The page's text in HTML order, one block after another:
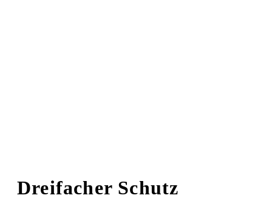
Dreifacher Schutz